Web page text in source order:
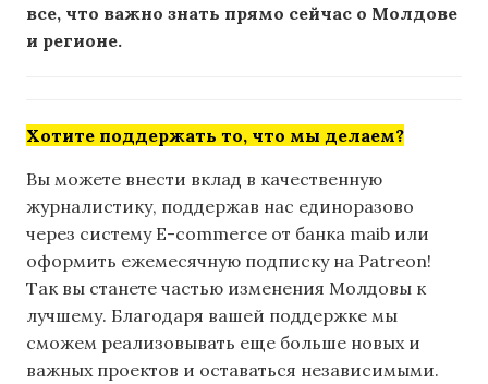
все, что важно знать прямо сейчас о Молдове
и регионе.
Хотите поддержать то, что мы делаем?
Вы можете внести вклад в качественную
журналистику, поддержав нас единоразово
через систему E-commerce от банка maib или
оформить ежемесячную подписку на Patreon!
Так вы станете частью изменения Молдовы к
лучшему. Благодаря вашей поддержке мы
сможем реализовывать еще больше новых и
важных проектов и оставаться независимыми.